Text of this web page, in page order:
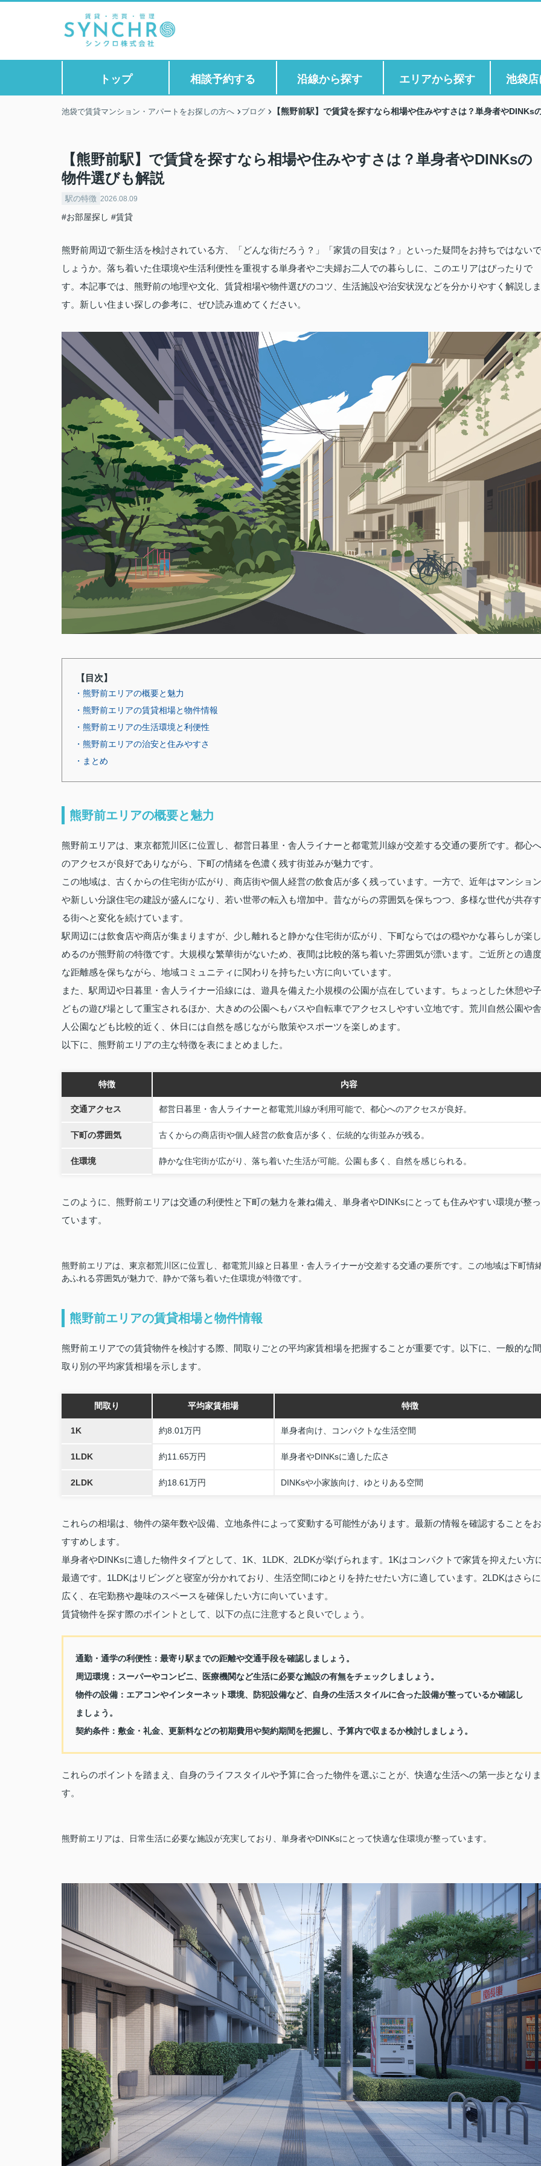
トップ 相談予約する 沿線から探す エリアから探す 池袋
池袋で賃貸マンション・アパートをお探しの方へ ブログ 【熊野前駅】で賃貸を探すなら相場や住みやすさは？単身者やDINKs
【熊野前駅】で賃貸を探すなら相場や住みやすさは？単身者やDINKsの
物件選びも解説
駅の特徴 2026.08.09
#お部屋探し #賃貸
熊野前周辺で新生活を検討されている方、「どんな街だろう？」「家賃の目安は？」といった疑問をお持ちではないで
しょうか。落ち着いた住環境や生活利便性を重視する単身者やご夫婦お二人での暮らしに、このエリアはぴったりで
す。本記事では、熊野前の地理や文化、賃貸相場や物件選びのコツ、生活施設や治安状況などを分かりやすく解説しま
す。新しい住まい探しの参考に、ぜひ読み進めてください。
【目次】
・熊野前エリアの概要と魅力
・熊野前エリアの賃貸相場と物件情報
・熊野前エリアの生活環境と利便性
・熊野前エリアの治安と住みやすさ
・まとめ
熊野前エリアの概要と魅力
熊野前エリアは、東京都荒川区に位置し、都営日暮里・舎人ライナーと都電荒川線が交差する交通の要所です。都心へ
のアクセスが良好でありながら、下町の情緒を色濃く残す街並みが魅力です。
この地域は、古くからの住宅街が広がり、商店街や個人経営の飲食店が多く残っています。一方で、近年はマンション
や新しい分譲住宅の建設が盛んになり、若い世帯の転入も増加中。昔ながらの雰囲気を保ちつつ、多様な世代が共存す
る街へと変化を続けています。
駅周辺には飲食店や商店が集まりますが、少し離れると静かな住宅街が広がり、下町ならではの穏やかな暮らしが楽し
めるのが熊野前の特徴です。大規模な繁華街がないため、夜間は比較的落ち着いた雰囲気が漂います。ご近所との適度
な距離感を保ちながら、地域コミュニティに関わりを持ちたい方に向いています。
また、駅周辺や日暮里・舎人ライナー沿線には、遊具を備えた小規模の公園が点在しています。ちょっとした休憩や子
どもの遊び場として重宝されるほか、大きめの公園へもバスや自転車でアクセスしやすい立地です。荒川自然公園や舎
人公園なども比較的近く、休日には自然を感じながら散策やスポーツを楽しめます。
以下に、熊野前エリアの主な特徴を表にまとめました。
特徴 内容
交通アクセス 都営日暮里・舎人ライナーと都電荒川線が利用可能で、都心へのアクセスが良好。
下町の雰囲気 古くからの商店街や個人経営の飲食店が多く、伝統的な街並みが残る。
住環境 静かな住宅街が広がり、落ち着いた生活が可能。公園も多く、自然を感じられる。
このように、熊野前エリアは交通の利便性と下町の魅力を兼ね備え、単身者やDINKsにとっても住みやすい環境が整っ
ています。
熊野前エリアは、東京都荒川区に位置し、都電荒川線と日暮里・舎人ライナーが交差する交通の要所です。この地域は下町情
あふれる雰囲気が魅力で、静かで落ち着いた住環境が特徴です。
熊野前エリアの賃貸相場と物件情報
熊野前エリアでの賃貸物件を検討する際、間取りごとの平均家賃相場を把握することが重要です。以下に、一般的な間
取り別の平均家賃相場を示します。
間取り 平均家賃相場 特徴
1K 約8.01万円 単身者向け、コンパクトな生活空間
1LDK 約11.65万円 単身者やDINKsに適した広さ
2LDK 約18.61万円 DINKsや小家族向け、ゆとりある空間
これらの相場は、物件の築年数や設備、立地条件によって変動する可能性があります。最新の情報を確認することをお
すすめします。
単身者やDINKsに適した物件タイプとして、1K、1LDK、2LDKが挙げられます。1Kはコンパクトで家賃を抑えたい方
最適です。1LDKはリビングと寝室が分かれており、生活空間にゆとりを持たせたい方に適しています。2LDKはさらに
広く、在宅勤務や趣味のスペースを確保したい方に向いています。
賃貸物件を探す際のポイントとして、以下の点に注意すると良いでしょう。
通勤・通学の利便性：最寄り駅までの距離や交通手段を確認しましょう。
周辺環境：スーパーやコンビニ、医療機関など生活に必要な施設の有無をチェックしましょう。
物件の設備：エアコンやインターネット環境、防犯設備など、自身の生活スタイルに合った設備が整っているか確認し
ましょう。
契約条件：敷金・礼金、更新料などの初期費用や契約期間を把握し、予算内で収まるか検討しましょう。
これらのポイントを踏まえ、自身のライフスタイルや予算に合った物件を選ぶことが、快適な生活への第一歩となりま
す。
熊野前エリアは、日常生活に必要な施設が充実しており、単身者やDINKsにとって快適な住環境が整っています。